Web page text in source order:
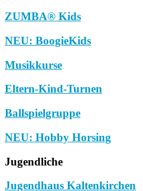
ZUMBA® Kids
NEU: BoogieKids
Musikkurse
Eltern-Kind-Turnen
Ballspielgruppe
NEU: Hobby Horsing
Jugendliche
Jugendhaus Kaltenkirchen